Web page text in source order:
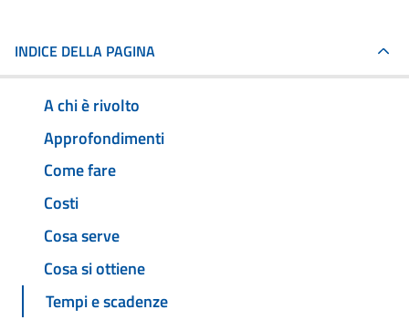
INDICE DELLA PAGINA
A chi è rivolto
Approfondimenti
Come fare
Costi
Cosa serve
Cosa si ottiene
Tempi e scadenze